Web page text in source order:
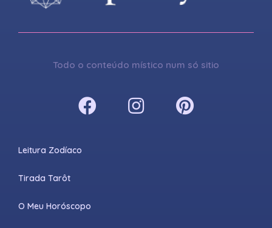
Todo o conteúdo místico num só sitio
Leitura Zodíaco
Tirada Tarôt
O Meu Horóscopo